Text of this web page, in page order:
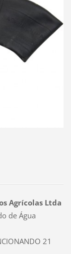
Agrícolas Ltda
de Água
21